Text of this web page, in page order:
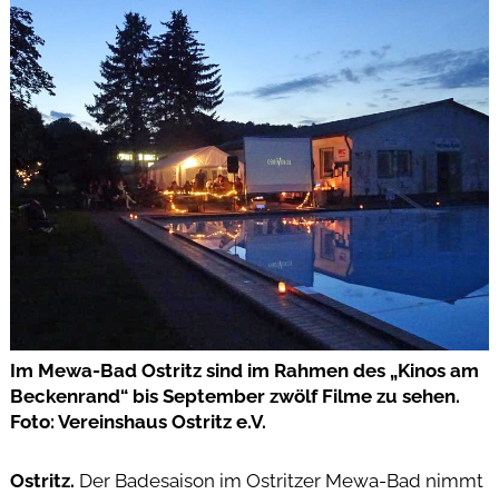
Digitale Ausgaben
Im Mewa-Bad Ostritz sind im Rahmen des „Kinos am
Beckenrand“ bis September zwölf Filme zu sehen.
Foto: Vereinshaus Ostritz e.V.
Ostritz. Der Badesaison im Ostritzer Mewa-Bad nimmt